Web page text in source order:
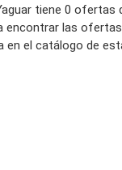
tiene 0
encontrar las
el catálogo de